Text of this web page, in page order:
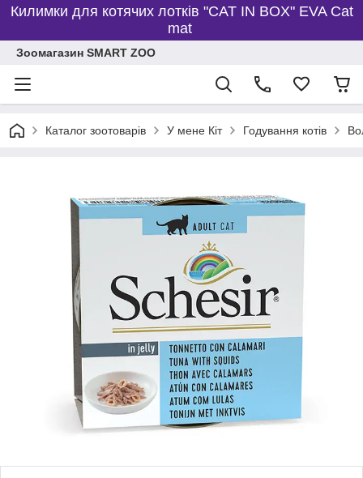
Килимки для котячих лотків "CAT IN BOX" EVA Cat
mat
Зоомагазин SMART ZOO
Каталог зоотоварів У мене Кіт Годування котів